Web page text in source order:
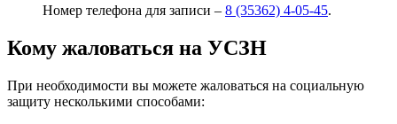
Номер телефона для записи – 8 (35362) 4-05-45.
Кому жаловаться на УСЗН
При необходимости вы можете жаловаться на социальную
защиту несколькими способами: